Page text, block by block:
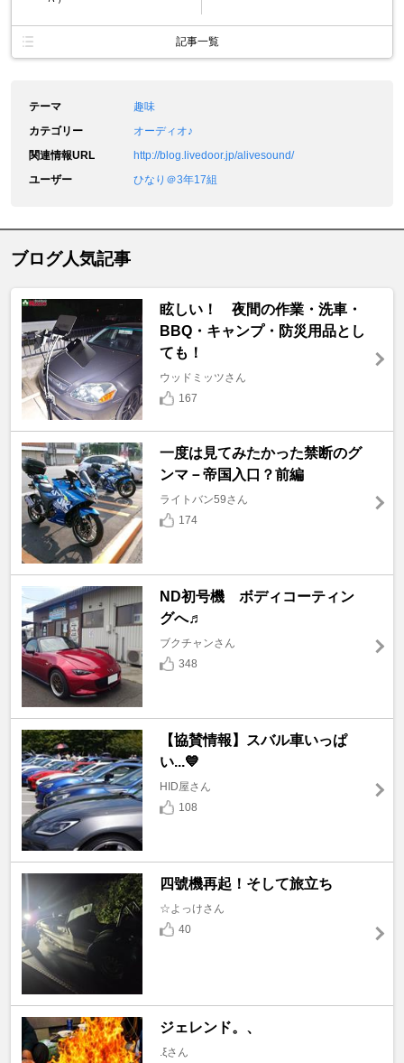
記事一覧
テーマ
趣味
カテゴリー
オーディオ♪
関連情報URL
http://blog.livedoor.jp/alivesound/
ユーザー
ひなり＠3年17組
ブログ人気記事
眩しい！ 夜間の作業・洗車・
BBQ・キャンプ・防災用品とし
ても！
ウッドミッツさん
167
一度は見てみたかった禁断のグ
ンマ－帝国入口？前編
ライトバン59さん
174
ND初号機 ボディコーティン
グへ♬
ブクチャンさん
348
【協賛情報】スバル車いっぱ
い...💙
HID屋さん
108
四號機再起！そして旅立ち
☆よっけさん
40
ジェレンド。、
.ξさん